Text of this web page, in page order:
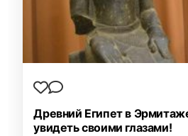
Древний Египет в
увидеть своими глазами!